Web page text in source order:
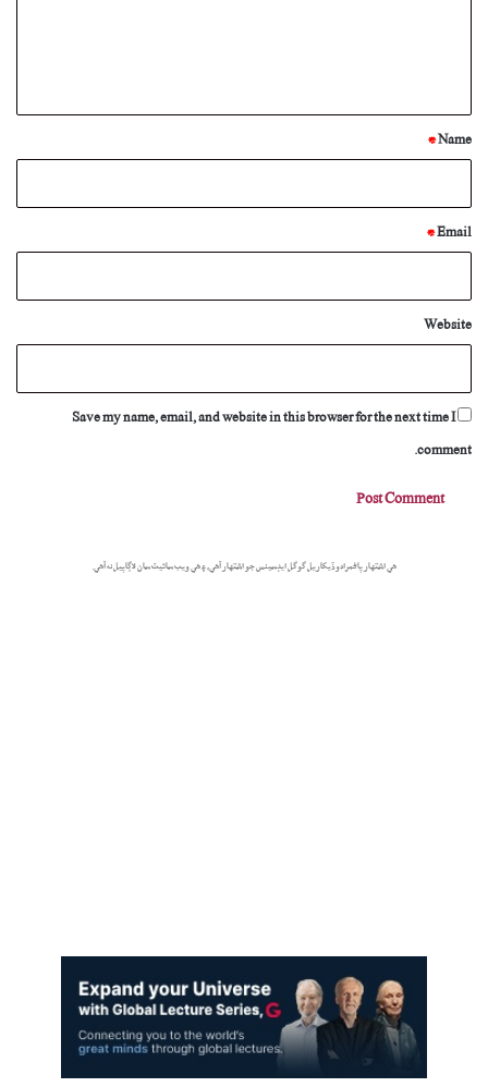
*
Name
*
Email
*
Website
Save my name, email, and website in this browser for the next time I
comment.
هي اشتهار پاڻمرادو ڏيکاريل گوگل ايڊسينس جو اشتهار آهي، ۽ هي ويب سائيٽ سان لاڳاپيل نه آهي.